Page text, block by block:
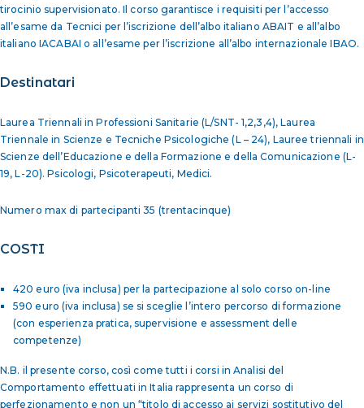
tirocinio supervisionato. Il corso garantisce i requisiti per l’accesso
all’esame da Tecnici per l’iscrizione dell’albo italiano ABAIT e all’albo
italiano IACABAI o all’esame per l’iscrizione all’albo internazionale IBAO.
Destinatari
Laurea Triennali in Professioni Sanitarie (L/SNT- 1,2,3,4), Laurea
Triennale in Scienze e Tecniche Psicologiche (L – 24), Lauree triennali in
Scienze dell’Educazione e della Formazione e della Comunicazione (L-
19, L-20). Psicologi, Psicoterapeuti, Medici.
Numero max di partecipanti 35 (trentacinque)
COSTI
420 euro (iva inclusa) per la partecipazione al solo corso on-line
590 euro (iva inclusa) se si sceglie l’intero percorso di formazione
(con esperienza pratica, supervisione e assessment delle
competenze)
N.B. il presente corso, così come tutti i corsi in Analisi del
Comportamento effettuati in Italia rappresenta un corso di
perfezionamento e non un “titolo di accesso ai servizi sostitutivo del